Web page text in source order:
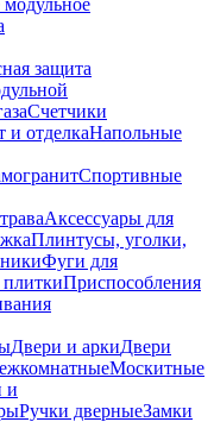
защита
Счетчики
и отделкаНапольные
Спортивные
Аксессуары для
Плинтусы, уголки,
Фуги для
Приспособления
Двери и аркиДвери
Москитные
и
Ручки дверныеЗамки